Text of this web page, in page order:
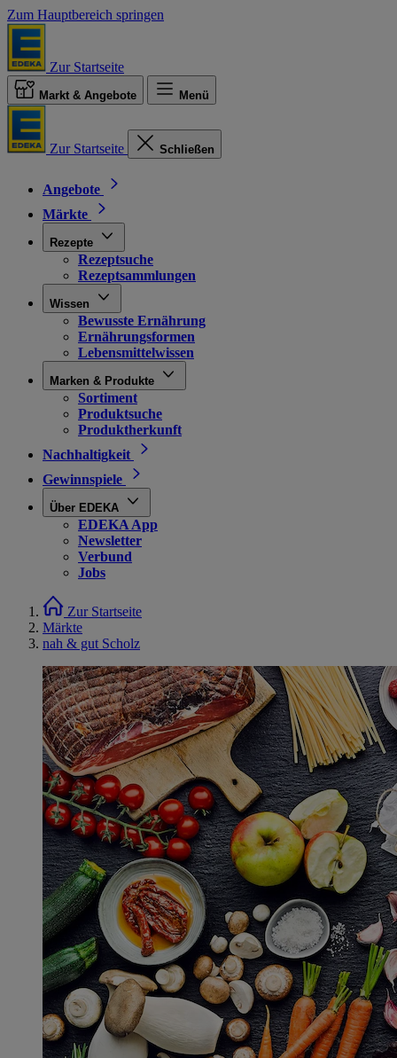
Zum Hauptbereich springen
Zur Startseite
Markt & Angebote Menü
Zur Startseite Schließen
Angebote
Märkte
Rezepte
Rezeptsuche
Rezeptsammlungen
Wissen
Bewusste Ernährung
Ernährungsformen
Lebensmittelwissen
Marken & Produkte
Sortiment
Produktsuche
Produktherkunft
Nachhaltigkeit
Gewinnspiele
Über EDEKA
EDEKA App
Newsletter
Verbund
Jobs
Zur Startseite
Märkte
nah & gut Scholz